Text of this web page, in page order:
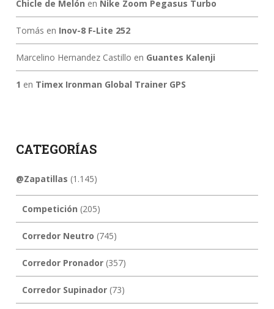
Chicle de Melón en Nike Zoom Pegasus Turbo
Tomás en Inov-8 F-Lite 252
Marcelino Hernandez Castillo en Guantes Kalenji
1 en Timex Ironman Global Trainer GPS
CATEGORÍAS
@Zapatillas (1.145)
Competición (205)
Corredor Neutro (745)
Corredor Pronador(357)
Corredor Supinador(73)